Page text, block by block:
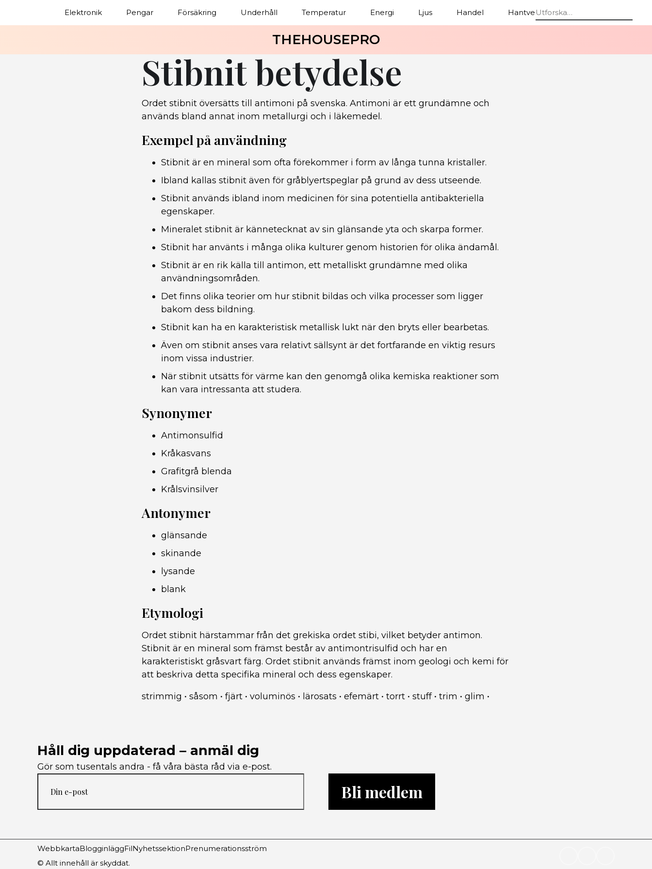
Elektronik Pengar Försäkring Underhåll Temperatur Energi Ljus Handel Hantverk Stolar
THEHOUSEPRO
Stibnit betydelse
Ordet stibnit översätts till antimoni på svenska. Antimoni är ett grundämne och
används bland annat inom metallurgi och i läkemedel.
Exempel på användning
Stibnit är en mineral som ofta förekommer i form av långa tunna kristaller.
Ibland kallas stibnit även för gråblyertspeglar på grund av dess utseende.
Stibnit används ibland inom medicinen för sina potentiella antibakteriella
egenskaper.
Mineralet stibnit är kännetecknat av sin glänsande yta och skarpa former.
Stibnit har använts i många olika kulturer genom historien för olika ändamål.
Stibnit är en rik källa till antimon, ett metalliskt grundämne med olika
användningsområden.
Det finns olika teorier om hur stibnit bildas och vilka processer som ligger
bakom dess bildning.
Stibnit kan ha en karakteristisk metallisk lukt när den bryts eller bearbetas.
Även om stibnit anses vara relativt sällsynt är det fortfarande en viktig resurs
inom vissa industrier.
När stibnit utsätts för värme kan den genomgå olika kemiska reaktioner som
kan vara intressanta att studera.
Synonymer
Antimonsulfid
Kråkasvans
Grafitgrå blenda
Krålsvinsilver
Antonymer
glänsande
skinande
lysande
blank
Etymologi
Ordet stibnit härstammar från det grekiska ordet stibi, vilket betyder antimon.
Stibnit är en mineral som främst består av antimontrisulfid och har en
karakteristiskt gråsvart färg. Ordet stibnit används främst inom geologi och kemi för
att beskriva detta specifika mineral och dess egenskaper.
strimmig • såsom • fjärt • voluminös • lärosats • efemärt • torrt • stuff• trim • glim •
Håll dig uppdaterad – anmäl dig
Gör som tusentals andra - få våra bästa råd via e-post.
Bli medlem
© Allt innehåll är skyddat.
WebbkartaBlogginläggFilNyhetssektionPrenumerationsström